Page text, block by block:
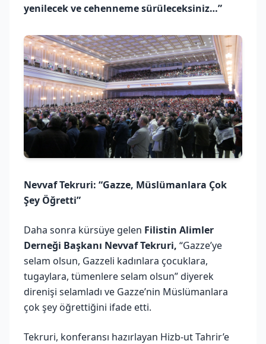
yenilecek ve cehenneme sürüleceksiniz…”
Nevvaf Tekruri: “Gazze, Müslümanlara Çok
Şey Öğretti”
Daha sonra kürsüye gelen Filistin Alimler
Derneği Başkanı Nevvaf Tekruri, “Gazze’ye
selam olsun, Gazzeli kadınlara çocuklara,
tugaylara, tümenlere selam olsun” diyerek
direnişi selamladı ve Gazze’nin Müslümanlara
çok şey öğrettiğini ifade etti.
Tekruri, konferansı hazırlayan Hizb-ut Tahrir’e